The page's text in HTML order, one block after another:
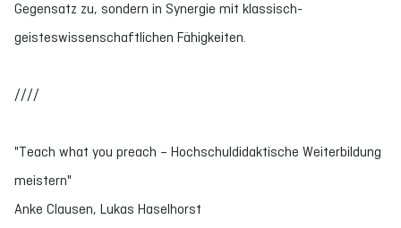
Gegensatz zu, sondern in Synergie mit klassisch-
geisteswissenschaftlichen Fähigkeiten.
////
"Teach what you preach – Hochschuldidaktische Weiterbildung
meistern"
Anke Clausen, Lukas Haselhorst